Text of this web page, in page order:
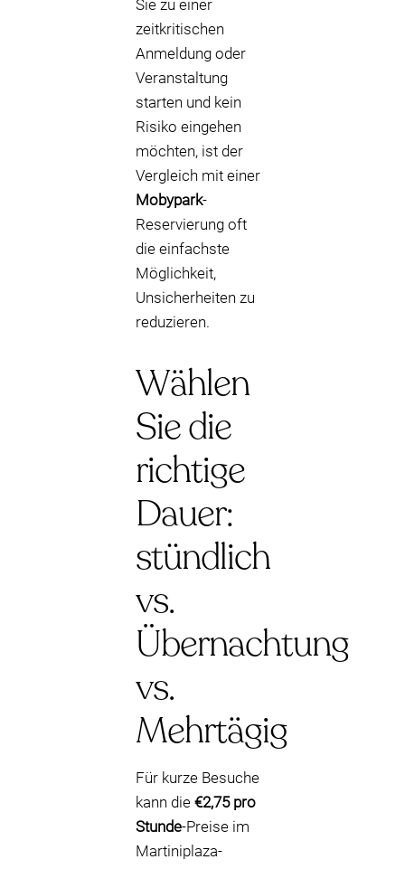
Sie zu einer
zeitkritischen
Anmeldung oder
Veranstaltung
starten und kein
Risiko eingehen
möchten, ist der
Vergleich mit einer
Mobypark-
Reservierung oft
die einfachste
Möglichkeit,
Unsicherheiten zu
reduzieren.
Wählen
Sie die
richtige
Dauer:
stündlich
vs.
Übernachtung
vs.
Mehrtägig
Für kurze Besuche
kann die €2,75 pro
Stunde-Preise im
Martiniplaza-